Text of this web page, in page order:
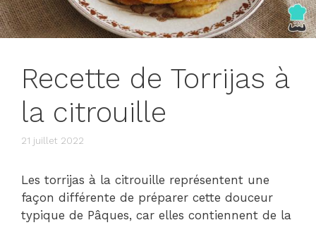
Recette de Torrijas à
la citrouille
21 juillet 2022
Les torrijas à la citrouille représentent une
façon différente de préparer cette douceur
typique de Pâques, car elles contiennent de la